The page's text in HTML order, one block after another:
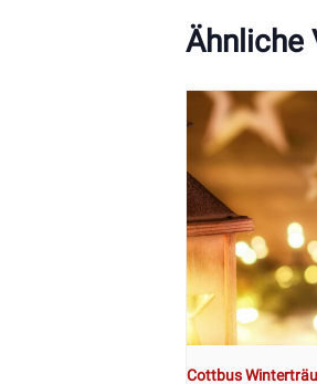
Ähnliche
Cottbus